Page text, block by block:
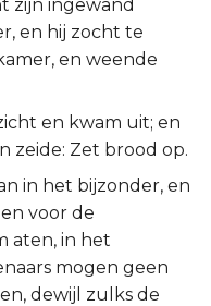
zijn ingewand
en hij zocht te
en weende
en kwam uit; en
zeide: Zet brood op.
in het bijzonder, en
voor de
aten, in het
mogen geen
dewijl zulks de